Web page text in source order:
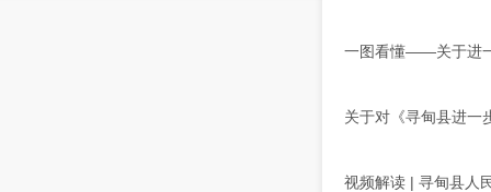
一图看懂——关于进
关于对《寻甸县进一
视频解读 | 寻甸县人